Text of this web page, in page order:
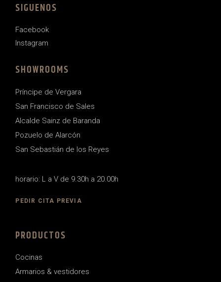
SIGUENOS
Facebook
Instagram
SHOWROOMS
Príncipe de Vergara
San Francisco de Sales
Alcalde Sainz de Baranda
Pozuelo de Alarcón
San Sebastián de los Reyes
horario: L a V de 9.30h a 20.00h
PEDIR CITA PREVIA
PRODUCTOS
Cocinas
Armarios & vestidores